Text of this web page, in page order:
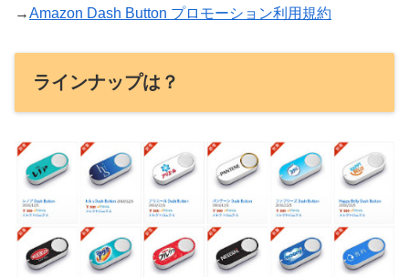
→Amazon Dash Button プロモーション利用規約
ラインナップは？